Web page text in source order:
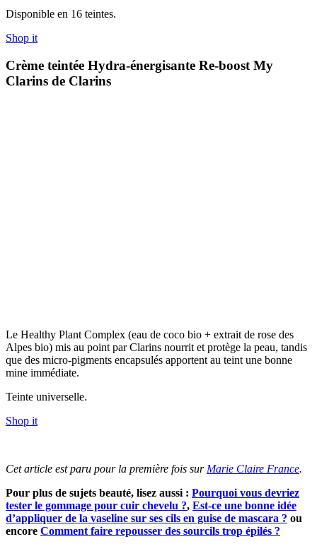
Disponible en 16 teintes.
Shop it
Crème teintée Hydra-énergisante Re-boost My
Clarins de Clarins
Le Healthy Plant Complex (eau de coco bio + extrait de rose des
Alpes bio) mis au point par Clarins nourrit et protège la peau, tandis
que des micro-pigments encapsulés apportent au teint une bonne
mine immédiate.
Teinte universelle.
Shop it
Cet article est paru pour la première fois sur Marie Claire France.
Pour plus de sujets beauté, lisez aussi : Pourquoi vous devriez
tester le gommage pour cuir chevelu ?, Est-ce une bonne idée
d’appliquer de la vaseline sur ses cils en guise de mascara ? ou
encore Comment faire repousser des sourcils trop épilés ?